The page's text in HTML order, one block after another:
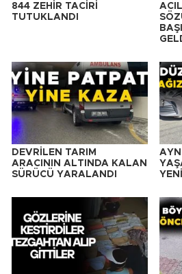
844 ZEHİR TACİRİ
TUTUKLANDI
DEVRİLEN TARIM
ARACININ ALTINDA KALAN
SÜRÜCÜ YARALANDI